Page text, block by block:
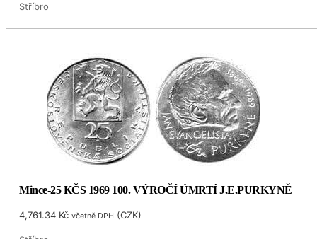
Stříbro
Mince-25 KČS 1969 100. VÝROČÍ ÚMRTÍ J.E.PURKYNĚ
4,761.34 Kč včetně DPH (CZK)